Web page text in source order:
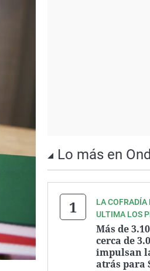
Lo más en
LA COFRADÍA
ULTIMA LOS
DE UNA DE
FIESTAS DEL
ASTURIANO.
Más de
cerca de
impulsan
atrás para